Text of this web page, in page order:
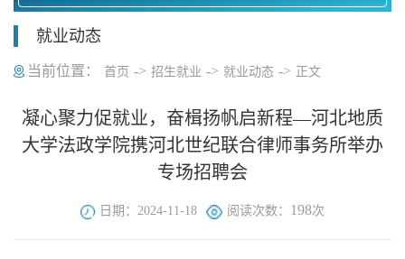
就业动态
当前位置： 首页 -> 招生就业 -> 就业动态 -> 正文
凝心聚力促就业，奋楫扬帆启新程—河北地质
大学法政学院携河北世纪联合律师事务所举办
专场招聘会
日期：2024-11-18 阅读次数： 198次